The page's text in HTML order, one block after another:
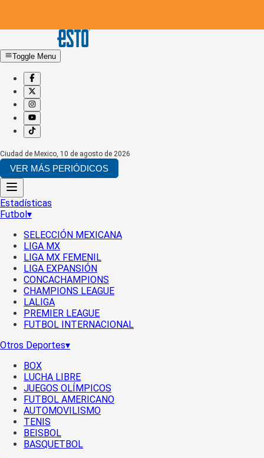
Toggle Menu
Ciudad de Mexico, 10 de agosto de 2026
VER MÁS PERIÓDICOS
Estadísticas
Futbol▾
SELECCIÓN MEXICANA
LIGA MX
LIGA MX FEMENIL
LIGA EXPANSIÓN
CONCACHAMPIONS
CHAMPIONS LEAGUE
LALIGA
PREMIER LEAGUE
FUTBOL INTERNACIONAL
Otros Deportes▾
BOX
LUCHA LIBRE
JUEGOS OLÍMPICOS
FUTBOL AMERICANO
AUTOMOVILISMO
TENIS
BEISBOL
BASQUETBOL